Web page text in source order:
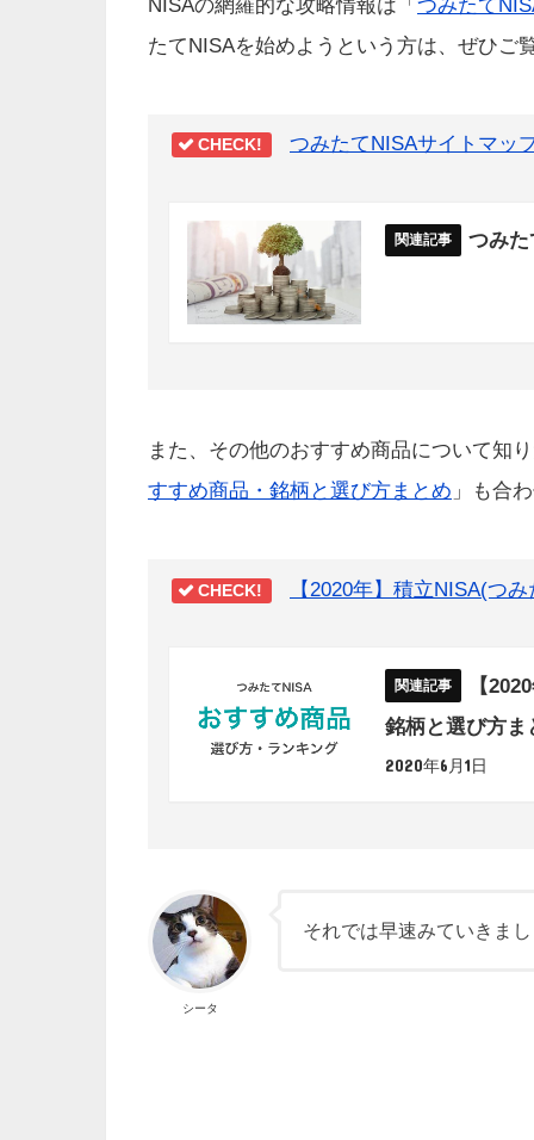
NISAの網羅的な攻略情報は「 つみたて
たてNISAを始めようという方は、ぜひご
CHECK! つみたてNISAサイトマッ
つみ
また、その他のおすすめ商品について知り
すすめ商品・銘柄と選び方まとめ 」も合
CHECK! 【2020年】積立NISA(つ
【
銘柄と選び方ま
2020年6月1日
シータ
それでは早速みていきまし